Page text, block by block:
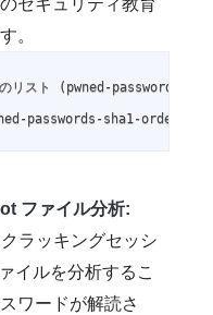
セキュリティ教育
。
リスト (pwned-passwords-
passwords-sha1-
ファイル分析:
ラッキングセッシ
イルを分析するこ
ワードが解読さ